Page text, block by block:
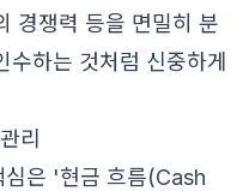
경쟁력 등을 면밀히 분
하는 것처럼 신중하게
리
심은 '현금 흐름(Cash